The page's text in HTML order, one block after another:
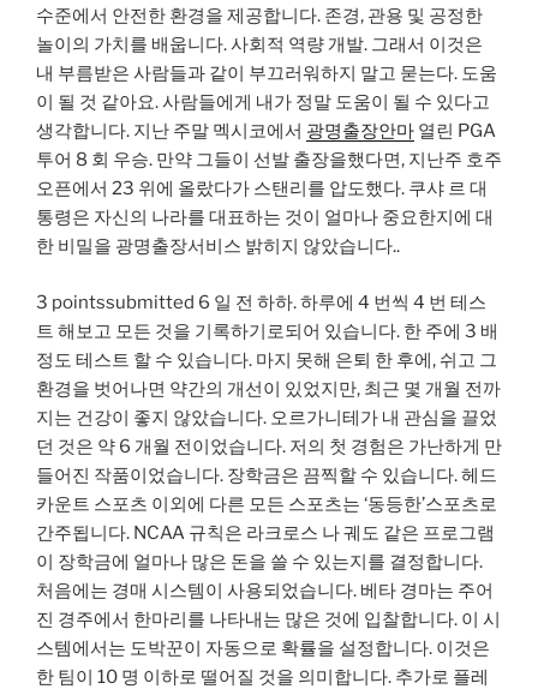
수준에서 안전한 환경을 제공합니다. 존경, 관용 및 공정한
놀이의 가치를 배웁니다. 사회적 역량 개발. 그래서 이것은
내 부름받은 사람들과 같이 부끄러워하지 말고 묻는다. 도움
이 될 것 같아요. 사람들에게 내가 정말 도움이 될 수 있다고
생각합니다. 지난 주말 멕시코에서 광명출장안마 열린 PGA
투어 8 회 우승. 만약 그들이 선발 출장을했다면, 지난주 호주
오픈에서 23 위에 올랐다가 스탠리를 압도했다. 쿠샤 르 대
통령은 자신의 나라를 대표하는 것이 얼마나 중요한지에 대
한 비밀을 광명출장서비스 밝히지 않았습니다..
3 pointssubmitted 6 일 전 하하. 하루에 4 번씩 4 번 테스
트 해보고 모든 것을 기록하기로되어 있습니다. 한 주에 3 배
정도 테스트 할 수 있습니다. 마지 못해 은퇴 한 후에, 쉬고 그
환경을 벗어나면 약간의 개선이 있었지만, 최근 몇 개월 전까
지는 건강이 좋지 않았습니다. 오르가니테가 내 관심을 끌었
던 것은 약 6 개월 전이었습니다. 저의 첫 경험은 가난하게 만
들어진 작품이었습니다. 장학금은 끔찍할 수 있습니다. 헤드
카운트 스포츠 이외에 다른 모든 스포츠는 ‘동등한’스포츠로
간주됩니다. NCAA 규칙은 라크로스 나 궤도 같은 프로그램
이 장학금에 얼마나 많은 돈을 쓸 수 있는지를 결정합니다.
처음에는 경매 시스템이 사용되었습니다. 베타 경마는 주어
진 경주에서 한마리를 나타내는 많은 것에 입찰합니다. 이 시
스템에서는 도박꾼이 자동으로 확률을 설정합니다. 이것은
한 팀이 10 명 이하로 떨어질 것을 의미합니다. 추가로 플레